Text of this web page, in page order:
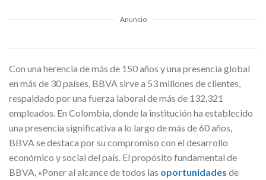
Anuncio
Con una herencia de más de 150 años y una presencia global
en más de 30 países, BBVA sirve a 53 millones de clientes,
respaldado por una fuerza laboral de más de 132,321
empleados. En Colombia, donde la institución ha establecido
una presencia significativa a lo largo de más de 60 años,
BBVA se destaca por su compromiso con el desarrollo
económico y social del país. El propósito fundamental de
BBVA, «Poner al alcance de todos las oportunidades de